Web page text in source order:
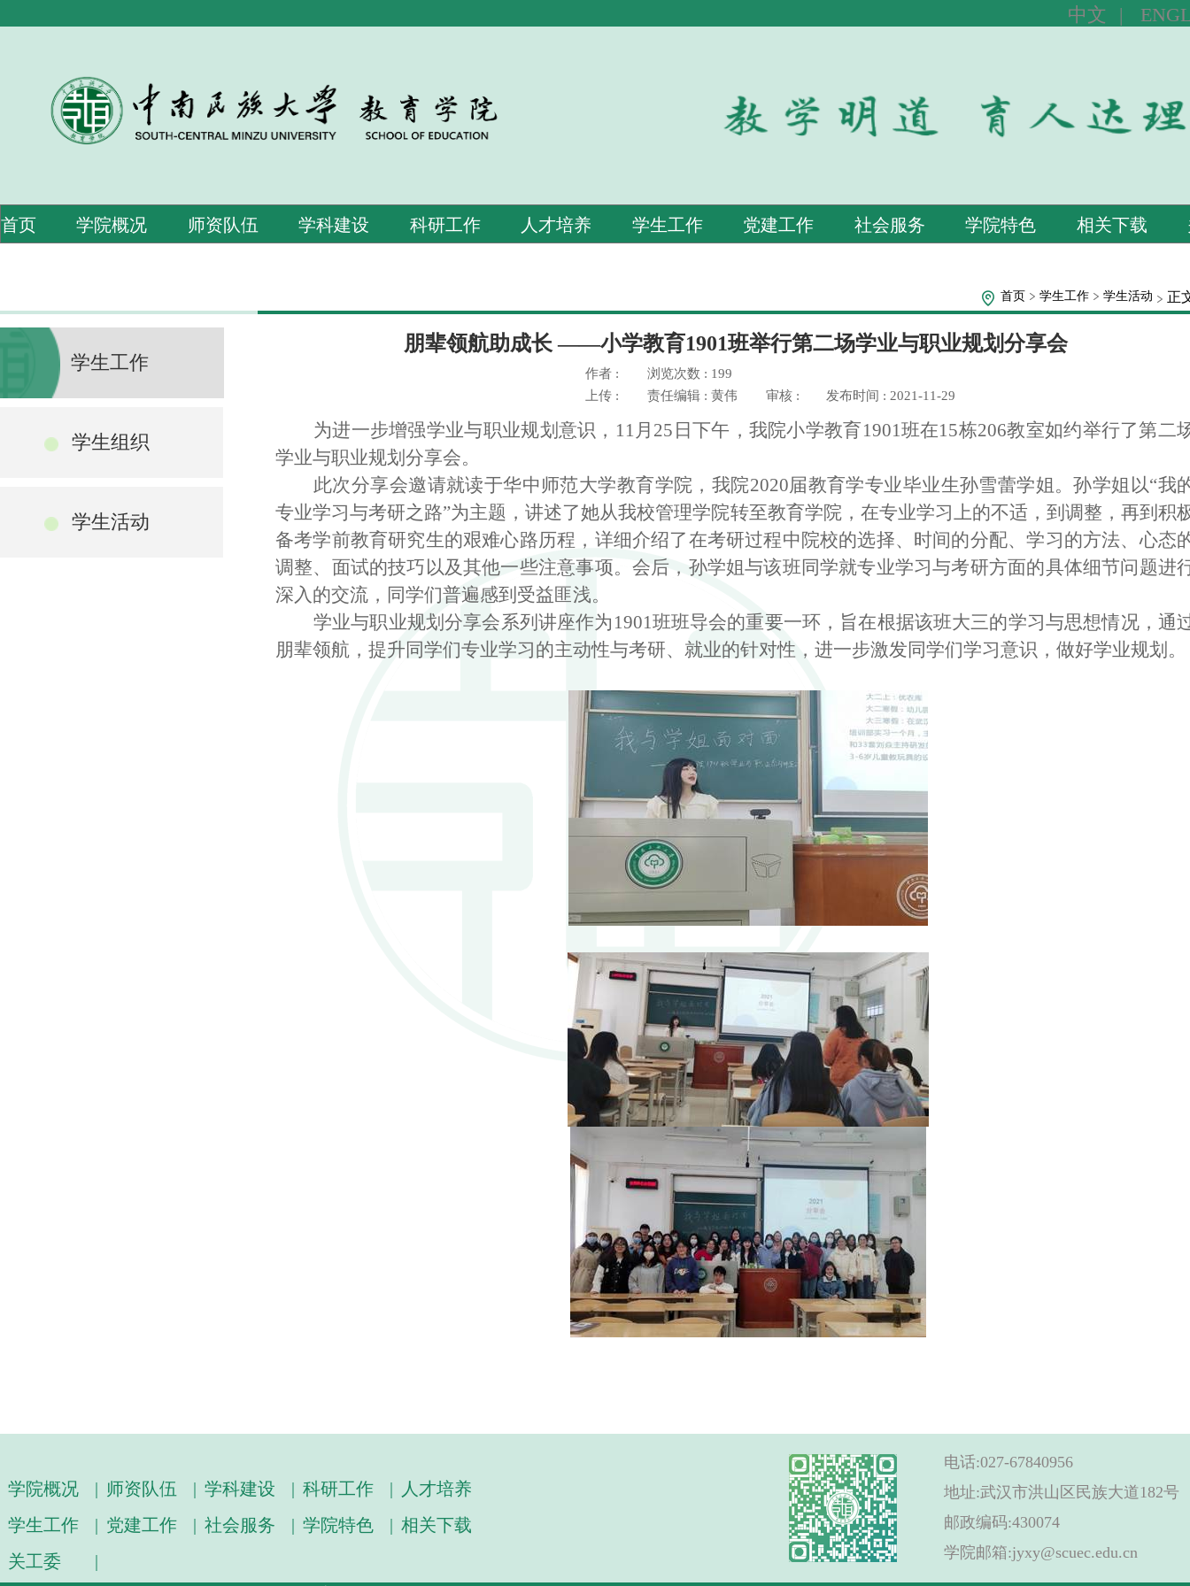
中文 |
首页 学院概况 师资队伍 学科建设 科研工作 人才培养 学生工作 党建工作 社会服务 学院特色 相关下载
首页 学生工作 学生活动 正
学生工作
学生组织
学生活动
朋辈领航助成长 ——小学教育1901班举行第二场学业与职业规划分享会
作者 :
浏览次数 : 199
上传 :
责任编辑 : 黄伟 审核 : 发布时间 : 2021-11-29
为进一步增强学业与职业规划意识， 11 月 25 日下午，我院小学教育1901班在15栋206教室如约举行了第二
学业与职业规划分享会。
此次分享会邀请就读于华中师范大学教育学院，我院2020届教育学专业毕业生孙雪蕾学姐。孙学姐以“我
专业学习与考研之路”为主题，讲述了她从我校管理学院转至教育学院，在专业学习上的不适，到调整，再到积
备考学前教育研究生的艰难心路历程，详细介绍了在考研过程中院校的选择、时间的分配、学习的方法、心态
调整、面试的技巧以及其他一些注意事项。会后，孙学姐与该班同学就专业学习与考研方面的具体细节问题进
深入的交流，同学们普遍感到受益匪浅。
学业与职业规划分享会系列讲座作为 1901班班导会的重要一环，旨在根据该班大三的学习与思想情况，通
朋辈领航，提升同学们专业学习的主动性与考研、就业的针对性，进一步激发同学们学习意识，做好学业规划。
学院概况 | 师资队伍 | 学科建设 | 科研工作 |
人才培养
学生工作
| 党建工作 | 社会服务 | 学院特色 | 相关下载
关工委
|
电话:027-67840956
地址:武汉市洪山区民族大道182号
邮政编码:430074
学院邮箱:jyxy@scuec.edu.cn